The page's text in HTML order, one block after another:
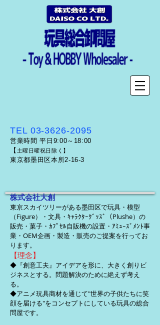
TEL 03-3626-2095
営業時間 平日9:00～18:00
【 土曜日曜祝日除く】
東京都墨田区本所2-16-3
株式会社大創
東京スカイツリーがある墨田区で玩具・模型
（Figure）・文具・ｷｬﾗｸﾀｰｸﾞｯｽﾞ（Plushe）の
販売・菓子・ ｶﾌﾟｾﾙ自販機の設置・ｱﾐｭｰｽﾞﾒﾝﾄ事
業・OEM企画・製造・販売のご提案を行ってお
ります。
【理念】
◆『創意工夫』アイデアを形に、大きく創りビ
ジネスとする。問題解決のために絶えず考え
る。
◆アニメ玩具商材を通じて"世界の子供たちに笑
顔を届ける"をコンセプトにしている玩具の総合
問屋です。